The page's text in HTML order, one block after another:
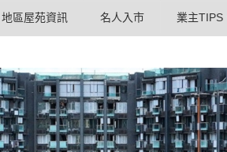
地區屋苑資訊 名人入市 業主TIPS